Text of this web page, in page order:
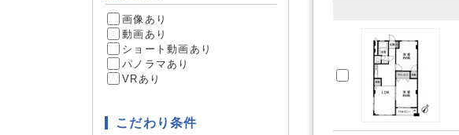
画像あり
動画あり
ショート動画あり
パノラマあり
VRあり
こだわり条件
収納
フロントサービス